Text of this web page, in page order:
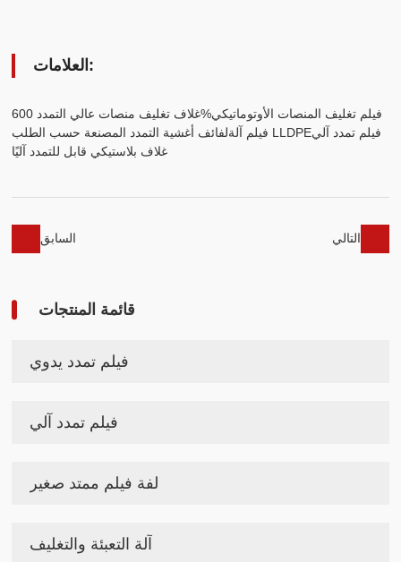
العلامات:
غلاف تغليف منصات عالي التمدد 600%فيلم تغليف المنصات الأوتوماتيكي
لفائف أغشية التمدد المصنعة حسب الطلب
فيلم آلة LLDPEفيلم تمدد آلي
غلاف بلاستيكي قابل للتمدد آليًا
السابق التالي
قائمة المنتجات
فيلم تمدد يدوي
فيلم تمدد آلي
لفة فيلم ممتد صغير
آلة التعبئة والتغليف